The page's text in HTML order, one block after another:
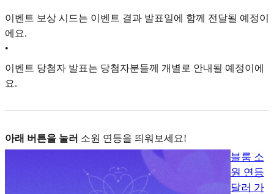
이벤트 보상 시드는 이벤트 결과 발표일에 함께 전달될 예정이
에요.
•
이벤트 당첨자 발표는 당첨자분들께 개별로 안내될 예정이에
요.
아래 버튼을 눌러 소원 연등을 띄워보세요!
블룸 소
원 연등
달러 가